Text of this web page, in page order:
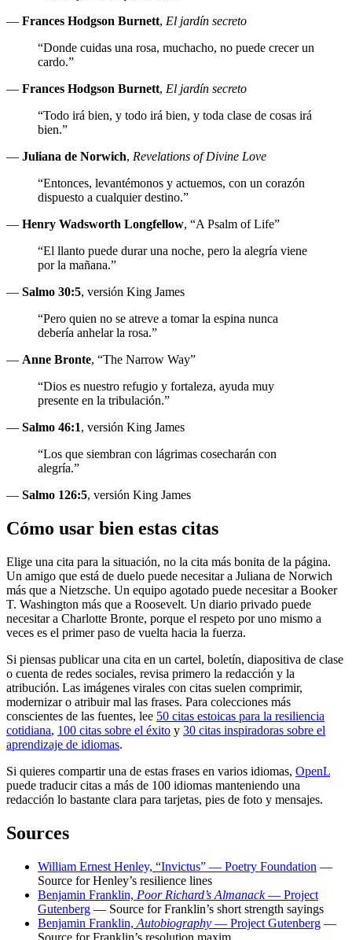
— Frances Hodgson Burnett, El jardín secreto
“Donde cuidas una rosa, muchacho, no puede crecer un
cardo.”
— Frances Hodgson Burnett, El jardín secreto
“Todo irá bien, y todo irá bien, y toda clase de cosas irá
bien.”
— Juliana de Norwich, Revelations of Divine Love
“Entonces, levantémonos y actuemos, con un corazón
dispuesto a cualquier destino.”
— Henry Wadsworth Longfellow, “A Psalm of Life”
“El llanto puede durar una noche, pero la alegría viene
por la mañana.”
— Salmo 30:5, versión King James
“Pero quien no se atreve a tomar la espina nunca
debería anhelar la rosa.”
— Anne Bronte, “The Narrow Way”
“Dios es nuestro refugio y fortaleza, ayuda muy
presente en la tribulación.”
— Salmo 46:1, versión King James
“Los que siembran con lágrimas cosecharán con
alegría.”
— Salmo 126:5, versión King James
Cómo usar bien estas citas
Elige una cita para la situación, no la cita más bonita de la página.
Un amigo que está de duelo puede necesitar a Juliana de Norwich
más que a Nietzsche. Un equipo agotado puede necesitar a Booker
T. Washington más que a Roosevelt. Un diario privado puede
necesitar a Charlotte Bronte, porque el respeto por uno mismo a
veces es el primer paso de vuelta hacia la fuerza.
Si piensas publicar una cita en un cartel, boletín, diapositiva de clase
o cuenta de redes sociales, revisa primero la redacción y la
atribución. Las imágenes virales con citas suelen comprimir,
modernizar o atribuir mal las frases. Para colecciones más
conscientes de las fuentes, lee 50 citas estoicas para la resiliencia
cotidiana, 100 citas sobre el éxito y 30 citas inspiradoras sobre el
aprendizaje de idiomas.
Si quieres compartir una de estas frases en varios idiomas, OpenL
puede traducir citas a más de 100 idiomas manteniendo una
redacción lo bastante clara para tarjetas, pies de foto y mensajes.
Sources
William Ernest Henley, “Invictus” — Poetry Foundation —
Source for Henley’s resilience lines
Benjamin Franklin, Poor Richard’s Almanack— Project
Gutenberg — Source for Franklin’s short strength sayings
Benjamin Franklin, Autobiography — Project Gutenberg —
Source for Franklin’s resolution maxim